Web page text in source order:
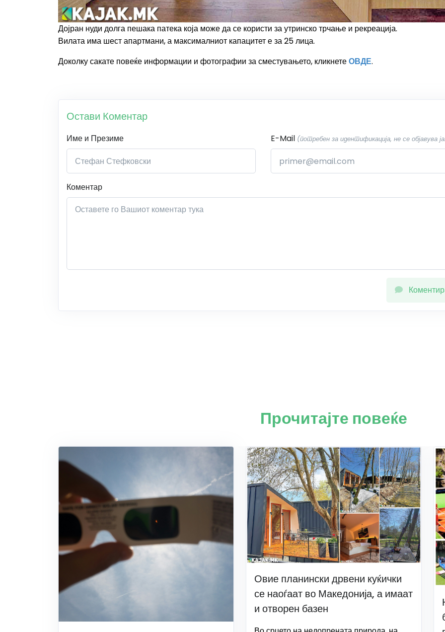
Дојран нуди долга пешака патека која може да се користи за утринско трчање и рекреација.
Вилата има шест апартмани, а максималниот капацитет е за 25 лица.
Доколку сакате повеќе информации и фотографии за сместувањето, кликнетеОВДЕ.
Остави Коментар
Име и Презиме E-Mail (потребен за идентификација, не се објавува
Коментар
Прочитајте повеќе
Овие планински дрвени куќички
се наоѓаат во Македонија, а имаат
и отворен базен